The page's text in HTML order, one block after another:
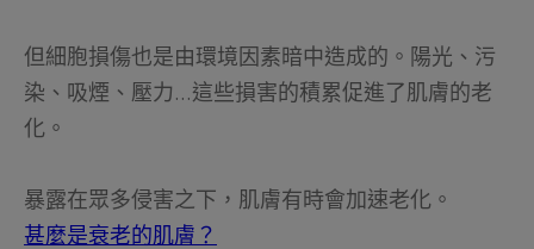
但細胞損傷也是由環境因素暗中造成的。陽光、污
染、吸煙、壓力...這些損害的積累促進了肌膚的老
化。
暴露在眾多侵害之下，肌膚有時會加速老化。
甚麼是衰老的肌膚？